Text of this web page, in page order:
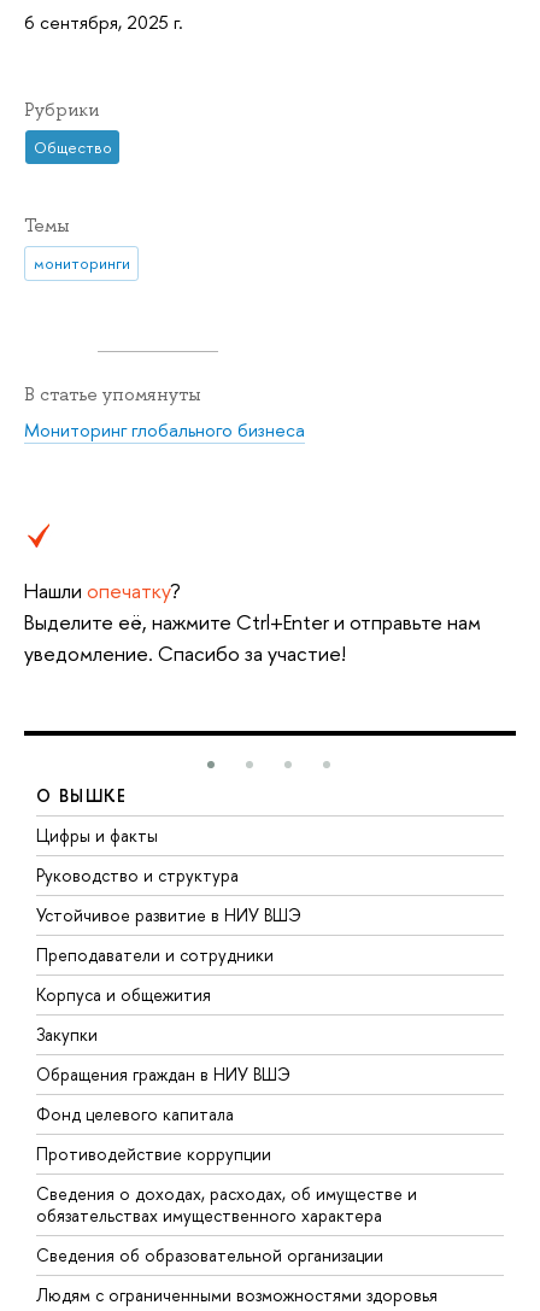
6 сентября, 2025 г.
Рубрики
Общество
Темы
мониторинги
В статье упомянуты
Мониторинг глобального бизнеса
Нашли опечатку?
Выделите её, нажмите Ctrl+Enter и отправьте нам
уведомление. Спасибо за участие!
О ВЫШКЕ
Цифры и факты
Руководство и структура
Устойчивое развитие в НИУ ВШЭ
Преподаватели и сотрудники
Корпуса и общежития
Закупки
Обращения граждан в НИУ ВШЭ
Фонд целевого капитала
Противодействие коррупции
Сведения о доходах, расходах, об имуществе и
обязательствах имущественного характера
Сведения об образовательной организации
Людям с ограниченными возможностями здоровья